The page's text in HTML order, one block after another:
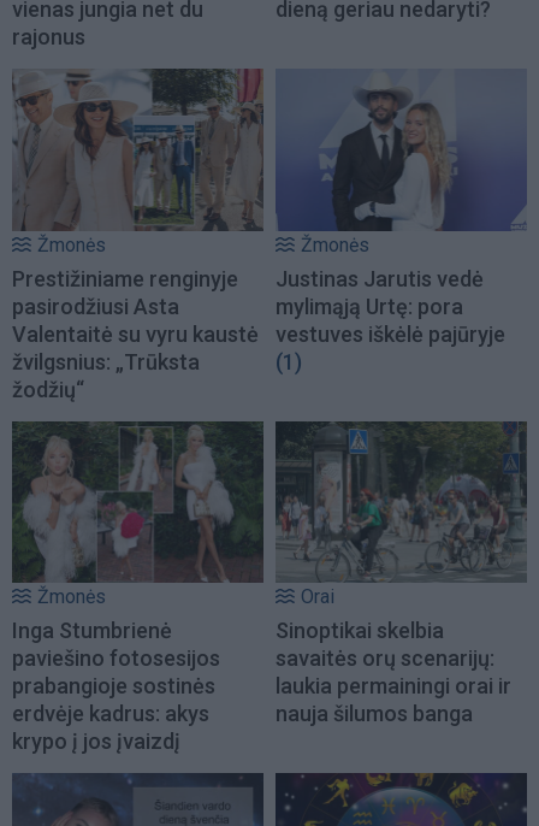
vienas jungia net du
rajonus
dieną geriau nedaryti?
Žmonės
Prestižiniame renginyje
pasirodžiusi Asta
Valentaitė su vyru kaustė
žvilgsnius: „Trūksta
žodžių“
Žmonės
Justinas Jarutis vedė
mylimąją Urtę: pora
vestuves iškėlė pajūryje
(1)
Žmonės
Inga Stumbrienė
paviešino fotosesijos
prabangioje sostinės
erdvėje kadrus: akys
krypo į jos įvaizdį
Orai
Sinoptikai skelbia
savaitės orų scenarijų:
laukia permainingi orai ir
nauja šilumos banga